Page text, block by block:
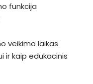
funkcija
veikimo laikas
ir kaip edukacinis